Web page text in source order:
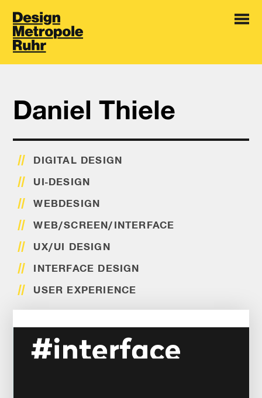
Daniel Thiele
DIGITAL DESIGN
UI-DESIGN
WEBDESIGN
WEB/SCREEN/INTERFACE
UX/UI DESIGN
INTERFACE DESIGN
USER EXPERIENCE